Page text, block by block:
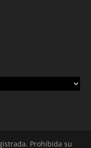
Prohibida su